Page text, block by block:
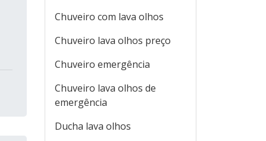
Chuveiro com lava olhos
Chuveiro lava olhos preço
Chuveiro emergência
Chuveiro lava olhos de
emergência
Ducha lava olhos